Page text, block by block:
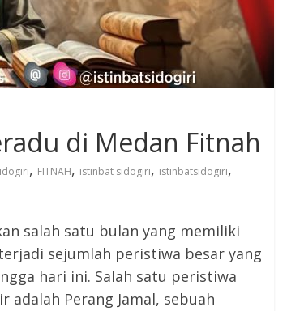
di Medan Fitnah
, FITNAH, istinbat sidogiri, istinbatsidogiri,
salah satu bulan yang memiliki
sejumlah peristiwa besar yang
hari ini. Salah satu peristiwa
Perang Jamal, sebuah